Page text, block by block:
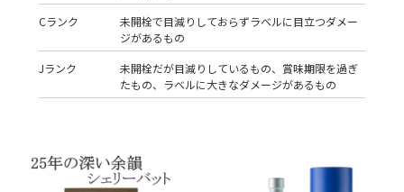
Cランク
未開栓で目減りしておらずラベルに目立つダメー
ジがあるもの
Jランク
未開栓だが目減りしているもの、賞味期限を過ぎ
たもの、ラベルに大きなダメージがあるもの